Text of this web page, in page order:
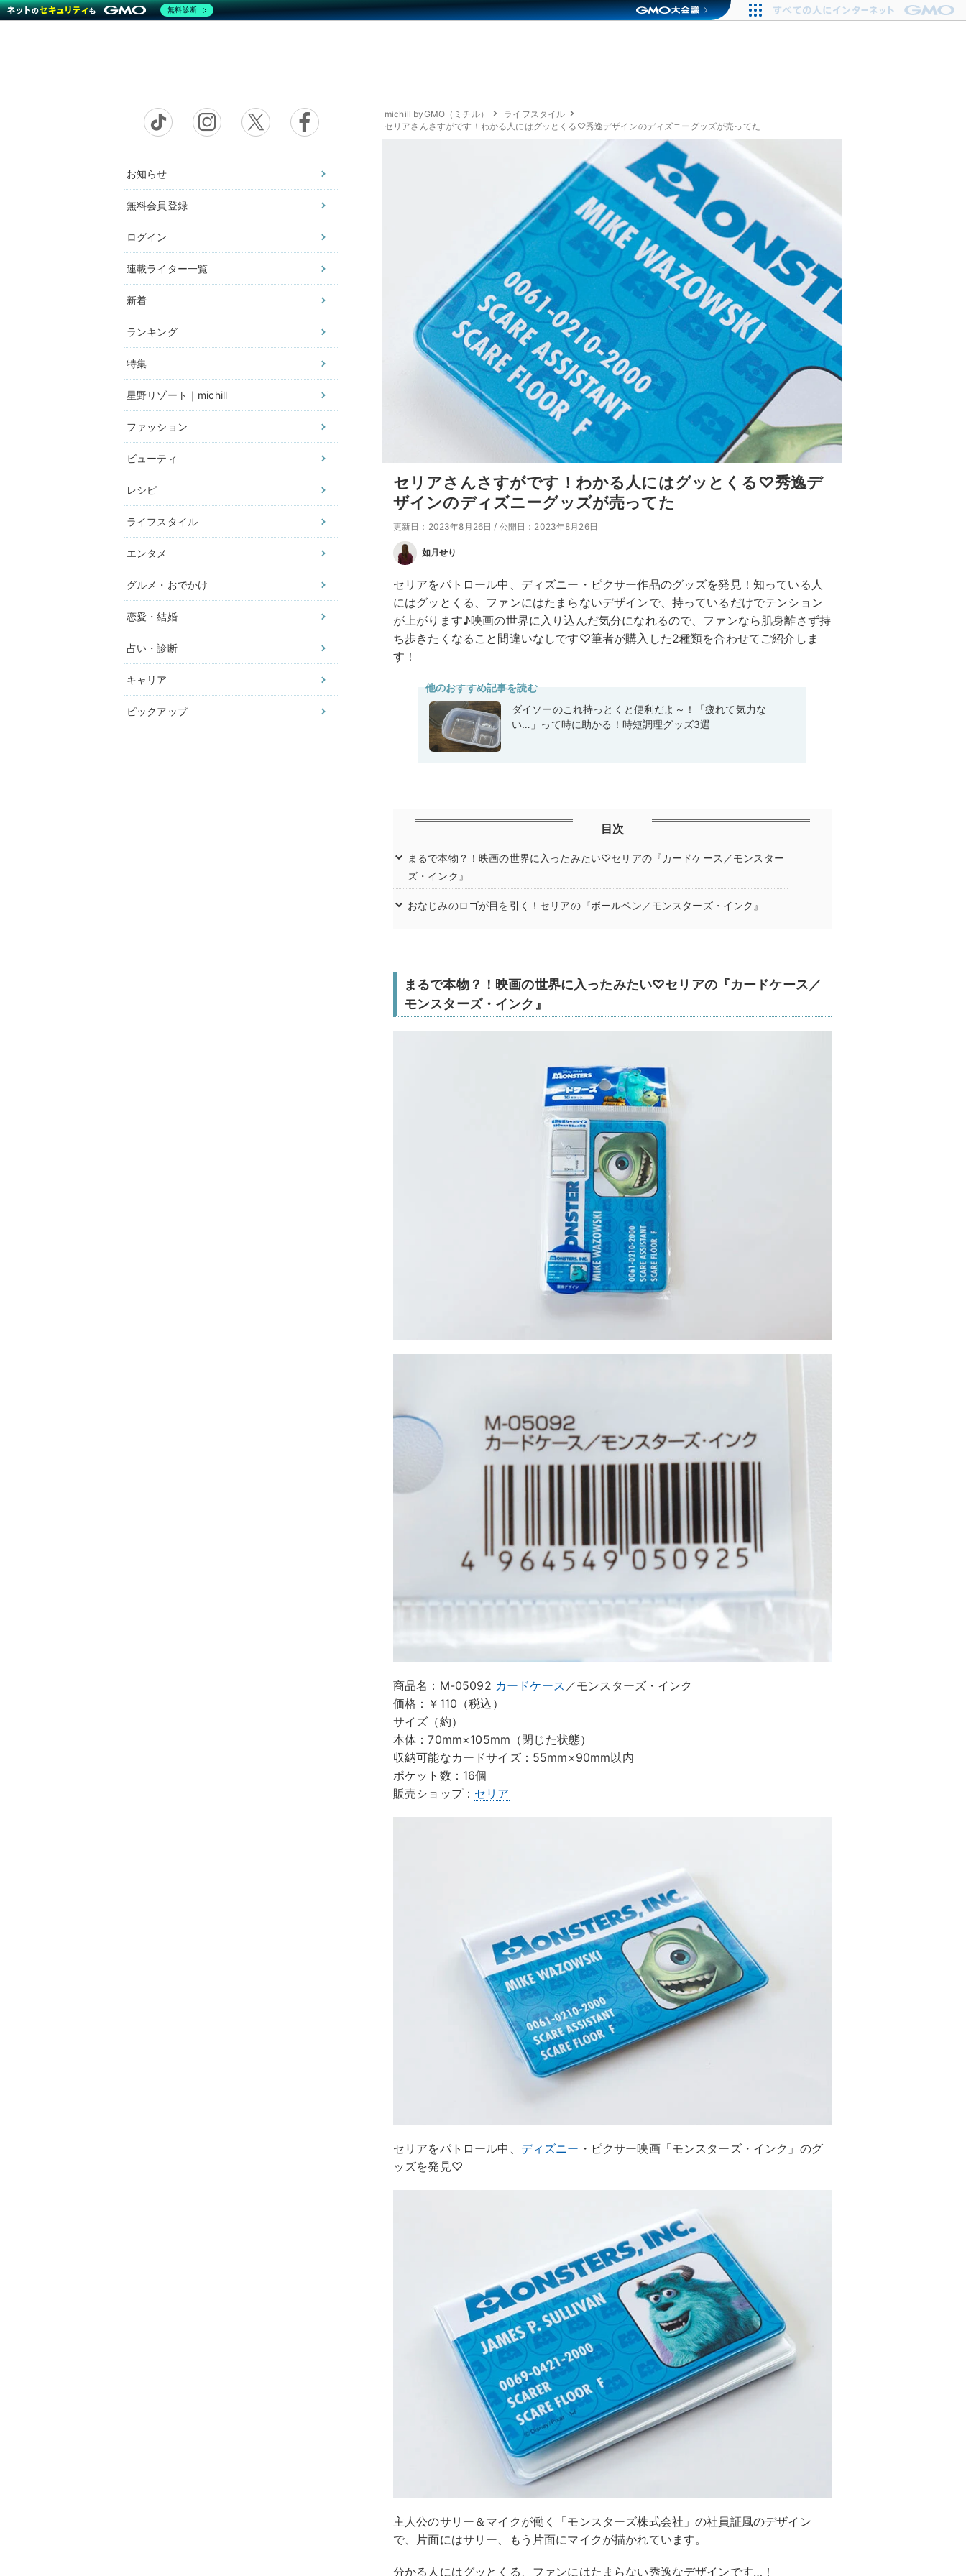
お知らせ
無料会員登録
ログイン
連載ライター一覧
新着
ランキング
特集
星野リゾート｜michill
ファッション
ビューティ
レシピ
ライフスタイル
エンタメ
グルメ・おでかけ
恋愛・結婚
占い・診断
キャリア
ピックアップ
michill byGMO（ミチル）
ライフスタイル
セリアさんさすがです！わかる人にはグッとくる♡秀逸デザインのディズニーグッズが売ってた
セリアさんさすがです！わかる人にはグッとくる♡秀逸デ
ザインのディズニーグッズが売ってた
更新日：2023年8月26日 / 公開日：2023年8月26日
如月せり
セリアをパトロール中、ディズニー・ピクサー作品のグッズを発見！知っている人
にはグッとくる、ファンにはたまらないデザインで、持っているだけでテンション
が上がります♪映画の世界に入り込んだ気分になれるので、ファンなら肌身離さず持
ち歩きたくなること間違いなしです♡筆者が購入した2種類を合わせてご紹介しま
す！
他のおすすめ記事を読む
ダイソーのこれ持っとくと便利だよ～！「疲れて気力な
い…」って時に助かる！時短調理グッズ3選
目次
まるで本物？！映画の世界に入ったみたい♡セリアの『カードケース／モンスター
ズ・インク』
おなじみのロゴが目を引く！セリアの『ボールペン／モンスターズ・インク』
まるで本物？！映画の世界に入ったみたい♡セリアの『カードケース／
モンスターズ・インク』
商品名：M-05092 カードケース ／モンスターズ・インク
価格：￥110（税込）
サイズ（約）
本体：70mm×105mm（閉じた状態）
収納可能なカードサイズ：55mm×90mm以内
ポケット数：16個
販売ショップ： セリア
セリアをパトロール中、 ディズニー ・ピクサー映画「モンスターズ・インク」のグ
ッズを発見♡
主人公のサリー＆マイクが働く「モンスターズ株式会社」の社員証風のデザイン
で、片面にはサリー、もう片面にマイクが描かれています。
分かる人にはグッとくる、ファンにはたまらない秀逸なデザインです…！
無料診断